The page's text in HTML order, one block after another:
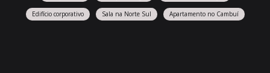
Edifício corporativo Sala na Norte Sul Apartamento no Cambuí